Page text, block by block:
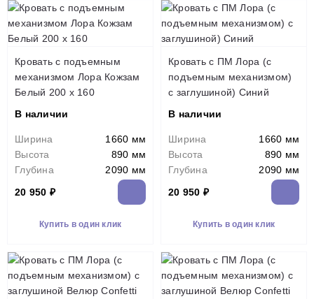
Кровать с подъемным
механизмом Лора Кожзам
Белый 200 x 160
В наличии
Ширина
1660 мм
Высота
890 мм
Глубина
2090 мм
20 950 ₽
Купить в один клик
Кровать с ПМ Лора (с
подъемным механизмом)
с заглушиной) Синий
В наличии
Ширина
1660 мм
Высота
890 мм
Глубина
2090 мм
20 950 ₽
Купить в один клик